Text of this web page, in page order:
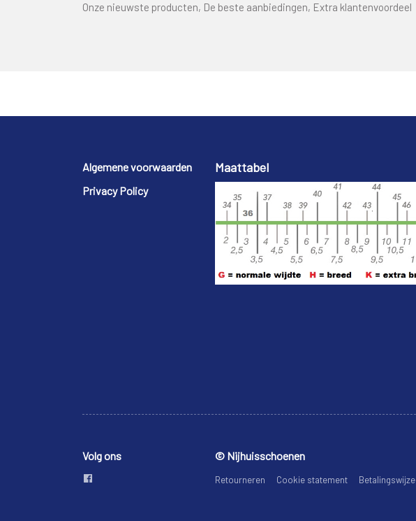
Onze nieuwste producten, De beste aanbiedingen, Extra klantenvoordeel
Footer
Algemene voorwaarden
Privacy Policy
Maattabel
Volg ons © Nijhuisschoenen
Retourneren Cookie statement Betalingswijze